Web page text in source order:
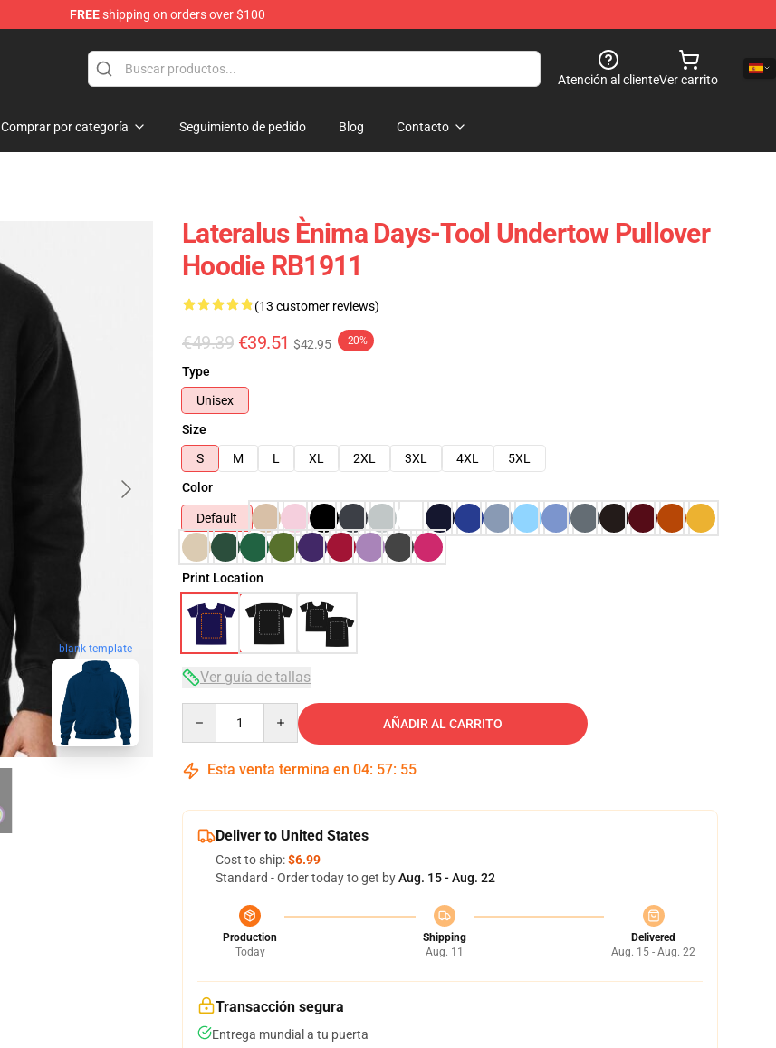
FREEshipping on orders over $100
Atención al clienteVer carrito
Comprar por categoría Seguimiento de pedido Blog Contacto
blank template
Lateralus Ènima Days-Tool Undertow Pullover
Hoodie RB1911
(13 customer reviews)
€49.39 €39.51 $42.95 -20%
Type
Unisex
Size
S
M L XL 2XL 3XL 4XL
5XL
Color
Default
Print Location
Ver guía de tallas
AÑADIR AL CARRITO
Esta venta termina en 04: 57: 54
Deliver to United States
Cost to ship:$6.99
Standard - Order today to get byAug. 15 - Aug. 22
Production
Today
Shipping
Aug. 11
Delivered
Aug. 15 - Aug. 22
Transacción segura
Entrega mundial a tu puerta